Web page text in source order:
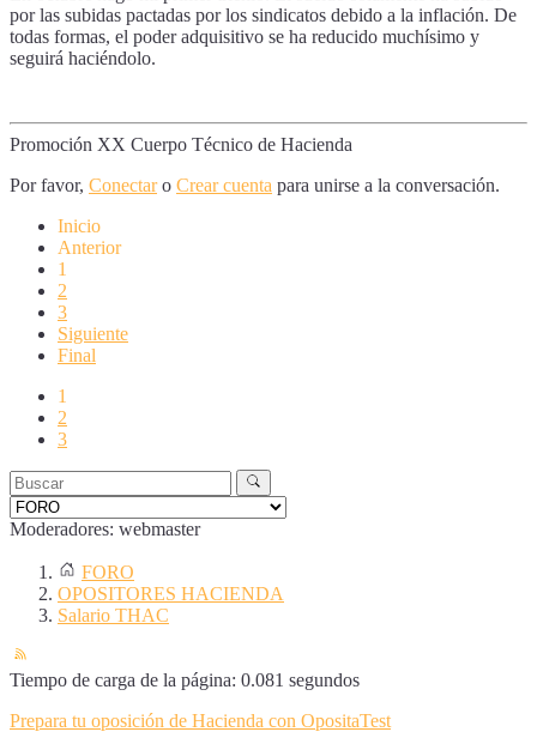
por las subidas pactadas por los sindicatos debido a la inflación. De
todas formas, el poder adquisitivo se ha reducido muchísimo y
seguirá haciéndolo.
Promoción XX Cuerpo Técnico de Hacienda
Por favor, Conectaro Crear cuenta para unirse a la conversación.
Inicio
Anterior
1
2
3
Siguiente
Final
1
2
3
Moderadores: webmaster
FORO
OPOSITORES HACIENDA
Salario THAC
Tiempo de carga de la página: 0.081 segundos
Prepara tu oposición de Hacienda con OpositaTest